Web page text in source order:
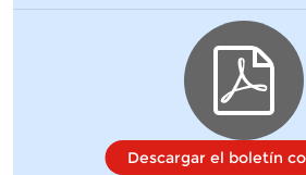
Descargar el boletín